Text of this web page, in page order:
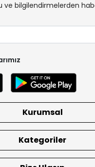
ve bilgilendirmelerden
Kurumsal
Kategoriler